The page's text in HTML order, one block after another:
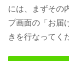
には、まずその
プ画面の「お届
きを行なってく